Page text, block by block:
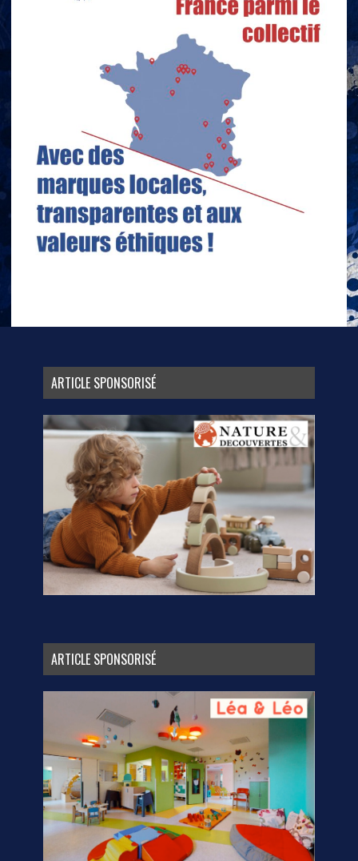
ARTICLE SPONSORISÉ
ARTICLE SPONSORISÉ